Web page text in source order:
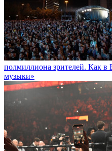
полмиллиона зрителей. Как в
музыки»